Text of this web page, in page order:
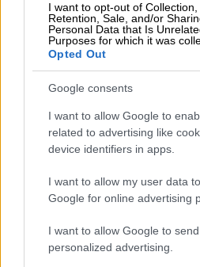
I want to opt-out of Collection,
Retention, Sale, and/or
Personal Data that Is
Purposes for which it was
Opted Out
Google consents
I want to allow Google to
related to advertising like
device identifiers in apps.
I want to allow my user data
Google for online advertising
I want to allow Google to
personalized advertising.
Κριστιάνο Ρονάλντο
Παράλληλα, σύμφωνα με
ο θρυλικός
χαρακτηριστικά την ατάκα
το μέλλον μου στην
το κοντινό του
του θέλει να γίνει με
μην διαταραχτεί η
Όλες οι ειδήσεις